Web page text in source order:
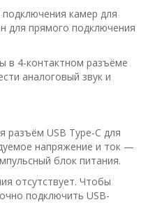
камер для
для прямого подключения
в 4-контактном разъёме
аналоговый звук и
разъём USB Type-C для
напряжение и ток —
блок питания.
отсутствует. Чтобы
подключить USB-